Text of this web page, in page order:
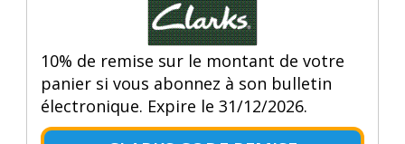
10% de remise sur le montant de votre
panier si vous abonnez à son bulletin
électronique. Expire le 31/12/2026.